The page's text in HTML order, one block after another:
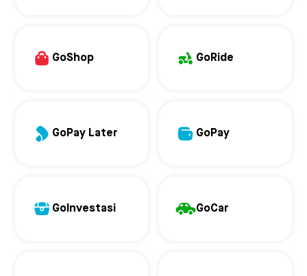
GoShop GoRide
GoPay Later GoPay
GoInvestasi GoCar